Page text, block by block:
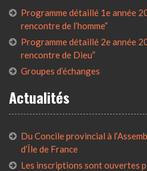
Programme détaillé 1e année
rencontre de l’homme”
Programme détaillé 2e année
rencontre de Dieu”
Groupes d’échanges
Actualités
Du Concile provincial à
d’Île de France
Les inscriptions sont ouvertes